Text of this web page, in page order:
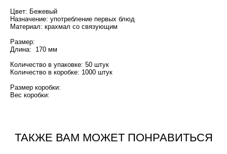
Цвет: Бежевый
Назначение: употребление первых блюд
Материал: крахмал со связующим
Размер:
Длина: 170 мм
Количество в упаковке: 50 штук
Количество в коробке: 1000 штук
Размер коробки:
Вес коробки:
ТАКЖЕ ВАМ МОЖЕТ ПОНРАВИТЬСЯ